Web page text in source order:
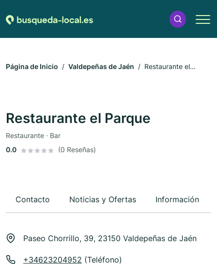
Página de Inicio Valdepeñas de Jaén
Restaurante el
Restaurante el Parque
Restaurante · Bar
0.0
(0 Reseñas)
Contacto Noticias y Ofertas Información
Paseo Chorrillo, 39, 23150 Valdepeñas de Jaén
+34623204952 (Teléfono)